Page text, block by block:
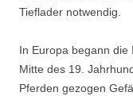
Tieflader notwendig.
In Europa begann
Mitte des 19.
Pferden gezogen